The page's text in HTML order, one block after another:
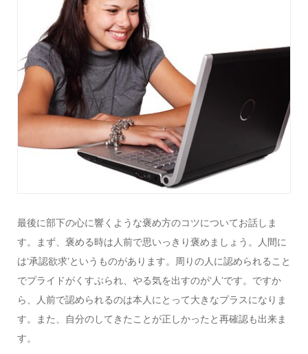
最後に部下の心に響くような褒め方のコツについてお話しま
す。まず、褒める時は人前で思いっきり褒めましょう。人間に
は‘承認欲求’というものがあります。周りの人に認められること
でプライドがくすぶられ、やる気を出すのが‘人’です。ですか
ら、人前で認められるのは本人にとって大きなプラスになりま
す。また、自分のしてきたことが正しかったと再確認も出来ま
す。